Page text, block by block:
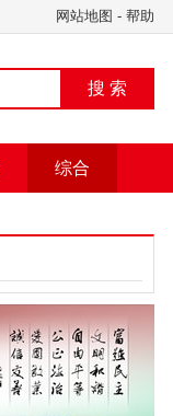
网站地图 - 帮助
搜 索
综合